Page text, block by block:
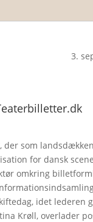
3.
der som
for dansk
omkring
idet lederen
Krøll, overlader